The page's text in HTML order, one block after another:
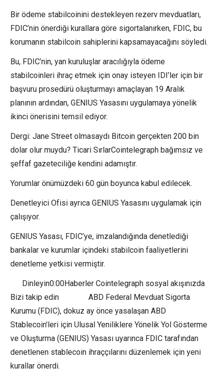
Bir ödeme stabilcoinini destekleyen rezerv mevduatları,
FDIC’nin önerdiği kurallara göre sigortalanırken, FDIC, bu
korumanın stabilcoin sahiplerini kapsamayacağını söyledi.
Bu, FDIC’nin, yan kuruluşlar aracılığıyla ödeme
stabilcoinleri ihraç etmek için onay isteyen IDI’ler için bir
başvuru prosedürü oluşturmayı amaçlayan 19 Aralık
planının ardından, GENIUS Yasasını uygulamaya yönelik
ikinci önerisini temsil ediyor.
Dergi: Jane Street olmasaydı Bitcoin gerçekten 200 bin
dolar olur muydu? Ticari SırlarCointelegraph bağımsız ve
şeffaf gazeteciliğe kendini adamıştır.
Yorumlar önümüzdeki 60 gün boyunca kabul edilecek.
Denetleyici Ofisi ayrıca GENIUS Yasasını uygulamak için
çalışıyor.
GENIUS Yasası, FDIC’ye, imzalandığında denetlediği
bankalar ve kurumlar içindeki stabilcoin faaliyetlerini
denetleme yetkisi vermiştir.
Dinleyin0:00Haberler Cointelegraph sosyal akışınızda
Bizi takip edin ABD Federal Mevduat Sigorta
Kurumu (FDIC), dokuz ay önce yasalaşan ABD
Stablecoin’leri için Ulusal Yeniliklere Yönelik Yol Gösterme
ve Oluşturma (GENIUS) Yasası uyarınca FDIC tarafından
denetlenen stablecoin ihraççılarını düzenlemek için yeni
kurallar önerdi.